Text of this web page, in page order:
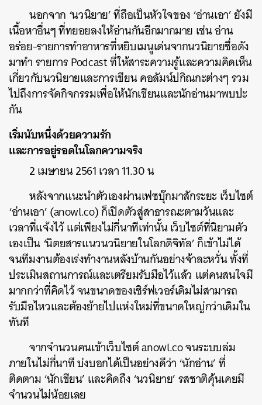
นอกจาก ‘นวนิยาย’ ที่ถือเป็นหัวใจของ ‘อ่านเอา’ ยังมี
เนื้อหาอื่นๆ ที่ทยอยลงให้อ่านกันอีกมากมาย เช่น อ่าน
อร่อย-รายการทำอาหารที่หยิบเมนูเด่นจากนวนิยายชื่อดัง
มาทำ รายการ Podcast ที่ให้สาระความรู้และความคิดเห็น
เกี่ยวกับนวนิยายและการเขียน คอลัมน์ปกิณกะต่างๆ รวม
ไปถึงการจัดกิจกรรมเพื่อให้นักเขียนและนักอ่านมาพบปะ
กัน
เริ่มนับหนึ่งด้วยความรัก
และการอยู่รอดในโลกความจริง
2 เมษายน 2561 เวลา 11.30 น
หลังจากแนะนำตัวเองผ่านเฟซบุ๊กมาสักระยะ เว็บไซต์
‘อ่านเอา’ (anowl.co) ก็เปิดตัวสู่สาธารณะตามวันและ
เวลาที่แจ้งไว้ แต่เพียงไม่กี่นาทีเท่านั้น เว็บไซต์ที่นิยามตัว
เองเป็น ‘นิตยสารแนวนวนิยายในโลกดิจิทัล’ ก็เข้าไม่ได้
จนทีมงานต้องเร่งทำงานหลังบ้านกันอย่างจ้าละหวั่น ทั้งที่
ประเมินสถานการณ์และเตรียมรับมือไว้แล้ว แต่คนสนใจมี
มากกว่าที่คิดไว้ จนขนาดของเซิร์ฟเวอร์เดิมไม่สามารถ
รับมือไหวและต้องย้ายไปแห่งใหม่ที่ขนาดใหญ่กว่าเดิมใน
ทันที
จากจำนวนคนเข้าเว็บไซต์ anowl.co จนระบบล่ม
ภายในไม่กี่นาที บ่งบอกได้เป็นอย่างดีว่า ‘นักอ่าน’ ที่
ติดตาม ‘นักเขียน’ และคิดถึง ‘นวนิยาย’ รสชาติคุ้นเคยมี
จำนวนไม่น้อยเลย